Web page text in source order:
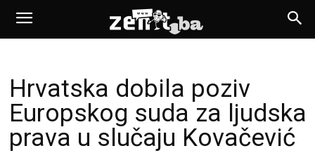
Hrvatska dobila poziv
Europskog suda za ljudska
prava u slučaju Kovačević